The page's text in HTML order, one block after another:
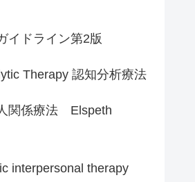
イドライン第2版
Therapy 認知分析療法
関係療法 Elspeth
interpersonal therapy